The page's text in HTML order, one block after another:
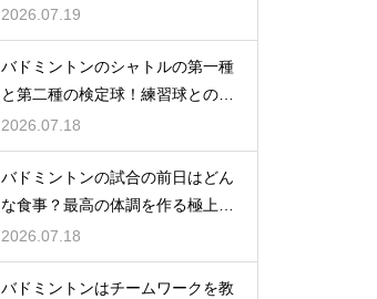
構える
2026.07.19
バドミントンのシャトルの第一種
と第二種の検定球！練習球との違
いとは
2026.07.18
バドミントンの試合の前日はどん
な食事？最高の体調を作る極上メ
ニュー
2026.07.18
バドミントンはチームワークを教